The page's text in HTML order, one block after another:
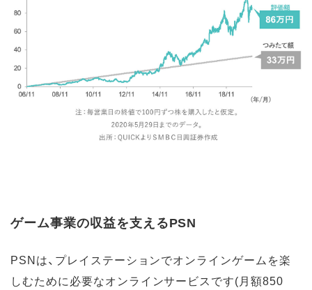
ゲーム事業の収益を支えるPSN
PSNは、プレイステーションでオンラインゲームを楽
しむために必要なオンラインサービスです(月額850